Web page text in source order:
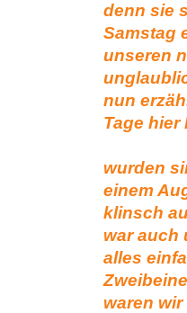
denn sie
Samstag
unseren
nun
wurden
einem
klinsch
war auch
alles
waren